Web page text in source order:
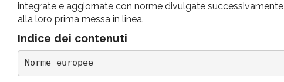
integrate e aggiornate con norme divulgate successivamente
alla loro prima messa in linea.
Indice dei contenuti
Norme europee